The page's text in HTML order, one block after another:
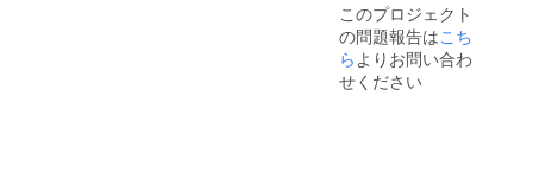
このプロジェクト
の問題報告はこち
らよりお問い合わ
せください